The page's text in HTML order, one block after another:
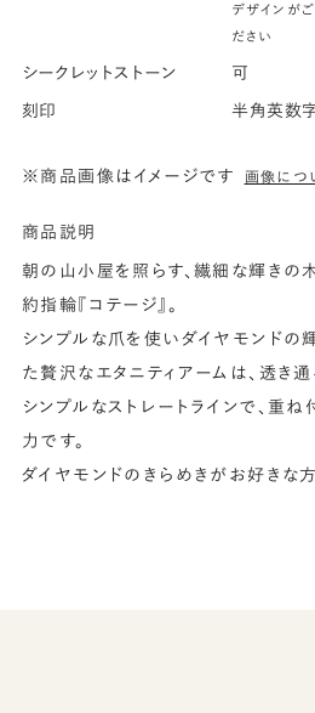
デザインが
ださい
シークレットストーン
可
刻印
半角英数
※商品画像はイメージです 画像につ
商品説明
朝の山小屋を照らす、繊細な輝きの
約指輪『コテージ』。
シンプルな爪を使いダイヤモンドの
た贅沢なエタニティアームは、透き通
シンプルなストレートラインで、重
力です。
ダイヤモンドのきらめきがお好きな方